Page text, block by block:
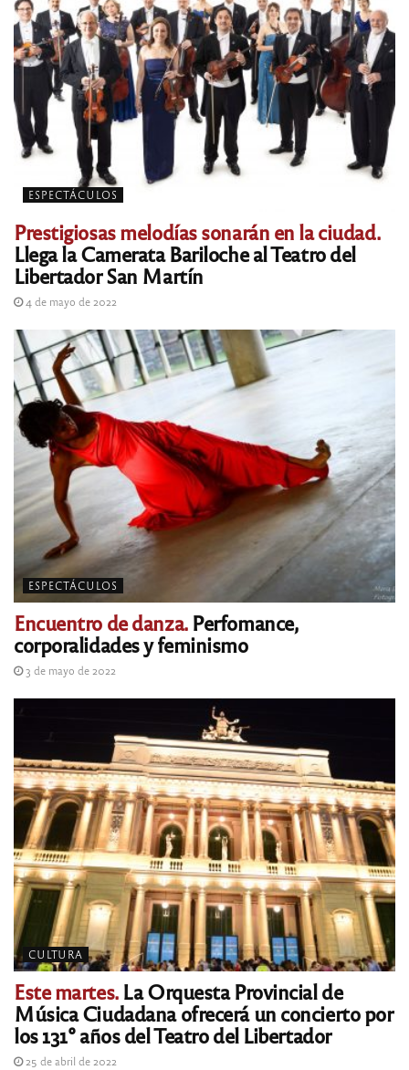
ESPECTÁCULOS
Prestigiosas melodías sonarán en la ciudad.
Llega la Camerata Bariloche al Teatro del
Libertador San Martín
4 de mayo de 2022
ESPECTÁCULOS
Encuentro de danza.Perfomance,
corporalidades y feminismo
3 de mayo de 2022
CULTURA
Este martes.La Orquesta Provincial de
Música Ciudadana ofrecerá un concierto por
los 131° años del Teatro del Libertador
25 de abril de 2022